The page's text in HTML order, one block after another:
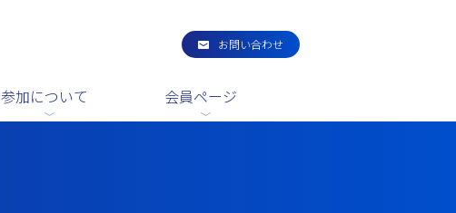
お問い合わせ
参加について 会員ページ